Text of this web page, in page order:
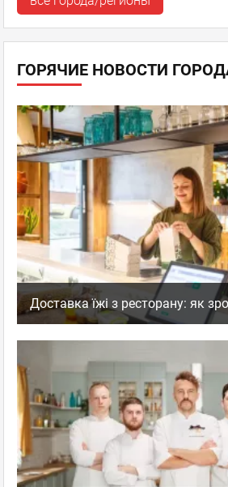
во время принятия пищи увидеть
даже не подошла....Показать
Тануки ,Ресторан Суши-бар
facebook twitter
Игорь
Гость
Сегодня были в Тануки на
суши понравились, все вкусно. НО!!!
деньги (не самые низкие цены по
заведениями) тебя обманывают и
рекламке на столе большими цифрами
полностью...
Тануки ,Ресторан Суши-бар
ГОРЯЧИЕ НОВОСТИ
Доставка їжі з ресторану: як